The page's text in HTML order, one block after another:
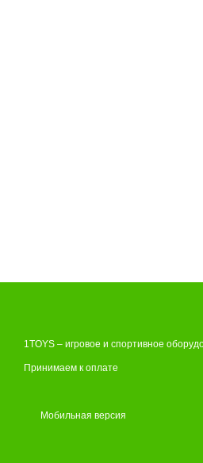
1TOYS – игровое и спортивное
Принимаем к оплате
Мобильная версия